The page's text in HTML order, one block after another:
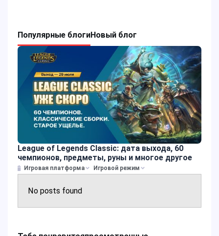
Популярные блогиНовый блог
League of Legends Classic: дата выхода, 60
чемпионов, предметы, руны и многое другое
Игровая платформа Игровой режим
No posts found